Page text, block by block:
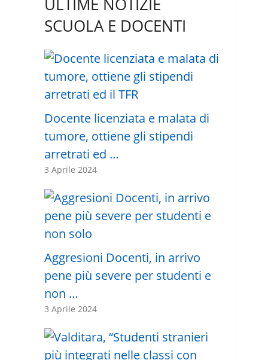
SCUOLA E DOCENTI
Docente licenziata e malata di
tumore, ottiene gli stipendi
arretrati ed …
3 Aprile 2024
Aggresioni Docenti, in arrivo
pene più severe per studenti e
non …
3 Aprile 2024